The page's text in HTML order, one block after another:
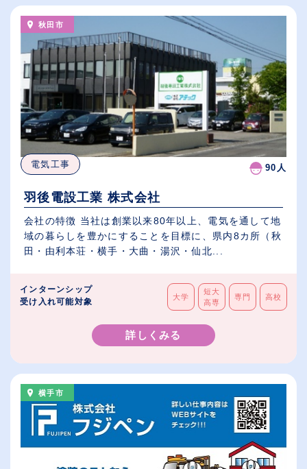
秋田市
電気工事 90人
羽後電設工業 株式会社
会社の特徴 当社は創業以来80年以上、電気を通して地
域の暮らしを豊かにすることを目標に、県内8カ所（秋
田・由利本荘・横手・大曲・湯沢・仙北...
インターンシップ
受け入れ可能対象
大学
短大
高専
専門 高校
詳しくみる
横手市